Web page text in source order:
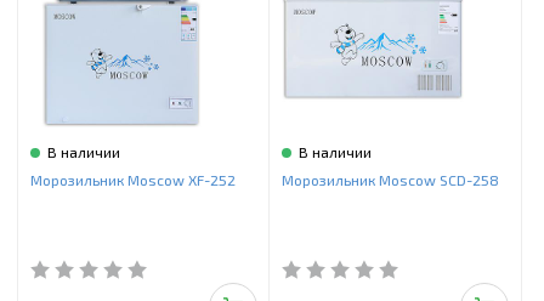
В наличии
Морозильник Moscow XF-252
В наличии
Морозильник Moscow SCD-258